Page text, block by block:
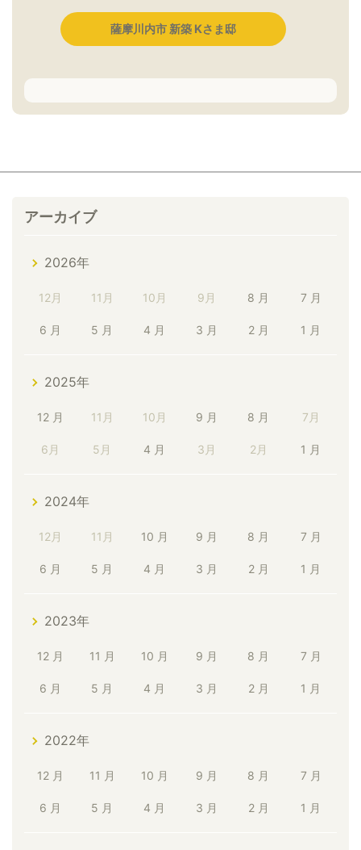
薩摩川内市 新築 Kさま邸
アーカイブ
2026年
12月 11月 10月 9月 8 月 7 月
6 月 5 月 4 月 3 月 2 月 1 月
2025年
12 月 11月 10月 9 月 8 月 7月
6月 5月 4 月 3月 2月 1 月
2024年
12月 11月 10 月 9 月 8 月 7 月
6 月 5 月 4 月 3 月 2 月 1 月
2023年
12 月 11 月 10 月 9 月 8 月 7 月
6 月 5 月 4 月 3 月 2 月 1 月
2022年
12 月 11 月 10 月 9 月 8 月 7 月
6 月 5 月 4 月 3 月 2 月 1 月